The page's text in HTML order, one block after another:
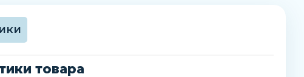
товара